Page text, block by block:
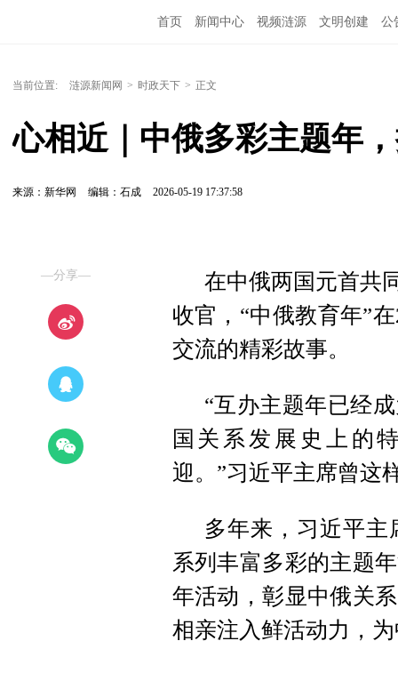
首页 新闻中心 视频涟源 文明创建 公
当前位置: 涟源新闻网 > 时政天下 > 正文
心相近｜中俄多彩主题年
来源：新华网 编辑：石成 2026-05-19 17:37:58
—分享—
在中俄两国元首共
收官，“中俄教育年”
交流的精彩故事。
“互办主题年已经
国关系发展史上的
迎。”习近平主席曾这
多年来，习近平
系列丰富多彩的主题
年活动，彰显中俄关
相亲注入鲜活动力，